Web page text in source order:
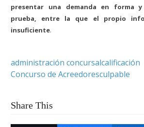
presentar una demanda en forma
prueba, entre la que el propio
insuficiente.
administración concursalcalificación
Concurso de Acreedoresculpable
Share This